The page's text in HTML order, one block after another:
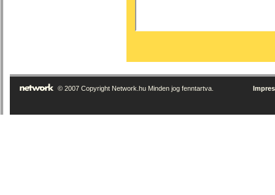
© 2007 Copyright Network.hu Minden jog fenntartva.